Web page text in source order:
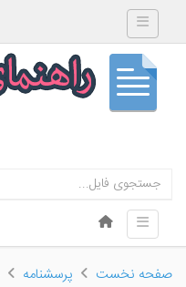
Toggle navigation
Menu
Skip to content
Toggle navigation
صفحه نخست پرسشنامه